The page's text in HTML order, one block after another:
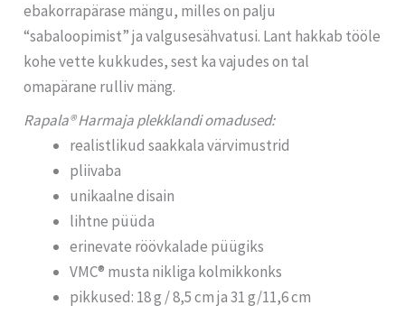
ebakorrapärase mängu, milles on palju
“sabaloopimist” ja valgusesähvatusi. Lant hakkab tööle
kohe vette kukkudes, sest ka vajudes on tal
omapärane rulliv mäng.
Rapala® Harmaja plekklandi omadused:
realistlikud saakkala värvimustrid
pliivaba
unikaalne disain
lihtne püüda
erinevate röövkalade püügiks
VMC® musta nikliga kolmikkonks
pikkused: 18 g / 8,5 cm ja 31 g/11,6 cm